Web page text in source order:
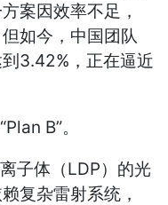
案因效率不足，
如今，中国团队
3.42%，正在逼近
B”。
子体（LDP）的光
复杂雷射系统，